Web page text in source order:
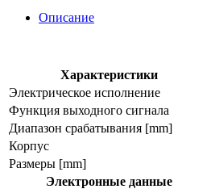
kf5015Описание
Характеристики
Электрическое исполнение
Функция выходного сигнала
Диапазон срабатывания [mm]
Корпус
Размеры [mm]
Электронные данные